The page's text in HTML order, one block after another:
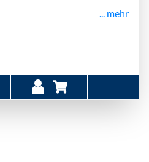
... mehr